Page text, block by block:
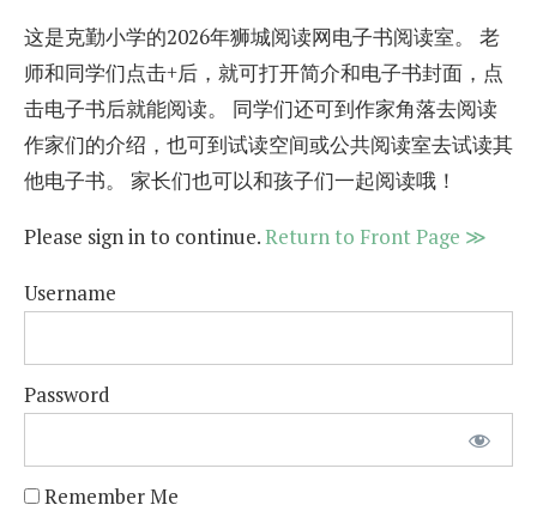
这是克勤小学的2026年狮城阅读网电子书阅读室。 老
师和同学们点击+后，就可打开简介和电子书封面，点
击电子书后就能阅读。 同学们还可到作家角落去阅读
作家们的介绍，也可到试读空间或公共阅读室去试读其
他电子书。 家长们也可以和孩子们一起阅读哦！
Please sign in to continue.Return to Front Page ≫
Username
Password
Remember Me